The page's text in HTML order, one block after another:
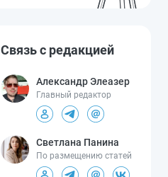
Связь с редакцией
Александр Элеазер
Главный редактор
Светлана Панина
По размещению статей